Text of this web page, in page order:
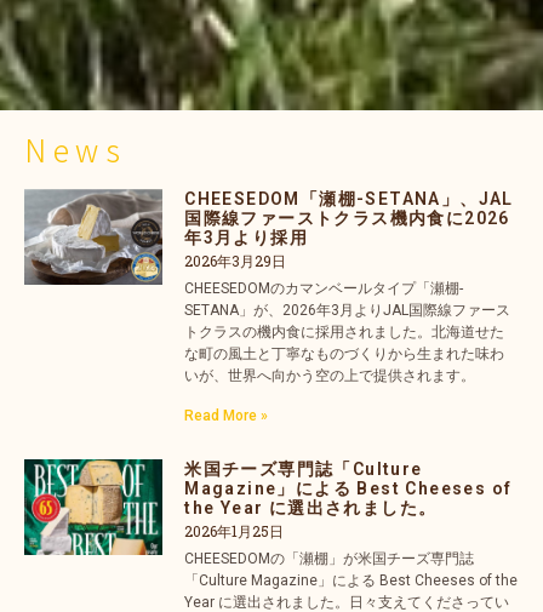
News
CHEESEDOM「瀬棚-SETANA」、JAL
国際線ファーストクラス機内食に2026
年3月より採用
2026年3月29日
CHEESEDOMのカマンベールタイプ「瀬棚-
SETANA」が、2026年3月よりJAL国際線ファース
トクラスの機内食に採用されました。北海道せた
な町の風土と丁寧なものづくりから生まれた味わ
いが、世界へ向かう空の上で提供されます。
Read More »
米国チーズ専門誌「Culture
Magazine」による Best Cheeses of
the Year に選出されました。
2026年1月25日
CHEESEDOMの「瀬棚」が米国チーズ専門誌
「Culture Magazine」による Best Cheeses of the
Year に選出されました。日々支えてくださってい